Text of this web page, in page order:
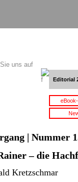
uns auf
Editorial
| Nummer
– die
Kretzschmar